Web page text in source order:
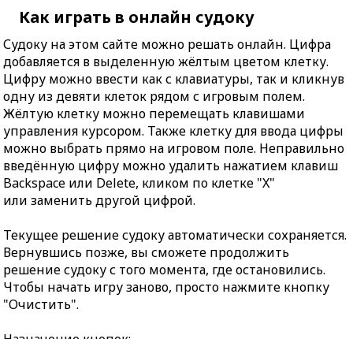
Как играть в онлайн судоку
Судоку на этом сайте можно решать онлайн. Цифра
добавляется в выделенную жёлтым цветом клетку.
Цифру можно ввести как с клавиатуры, так и кликнув
одну из девяти клеток рядом с игровым полем.
Жёлтую клетку можно перемещать клавишами
управления курсором. Также клетку для ввода цифры
можно выбрать прямо на игровом поле. Неправильно
введённую цифру можно удалить нажатием клавиш
Backspace или Delete, кликом по клетке "X"
или заменить другой цифрой.
Текущее решение судоку автоматически сохраняется.
Вернувшись позже, вы сможете продолжить
решение судоку с того момента, где остановились.
Чтобы начать игру заново, просто нажмите кнопку
"Очистить".